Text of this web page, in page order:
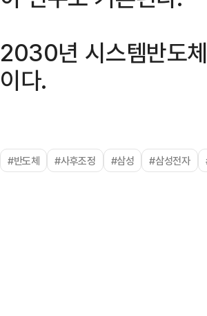
2030년 시스템반도
이다.
#반도체 #사후조정 #삼성 #삼성전자